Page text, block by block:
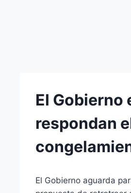
El Gobierno
respondan
El Gobierno aguarda